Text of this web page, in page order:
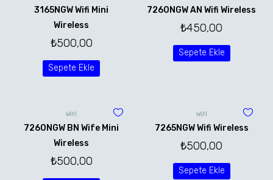
3165NGW Wifi Mini
Wireless
₺500,00
Sepete Ekle
7260NGW AN Wifi Wireless
₺450,00
Sepete Ekle
WİFİ
7260NGW BN Wife Mini
Wireless
₺500,00
WİFİ
7265NGW Wifi Wireless
₺500,00
Sepete Ekle